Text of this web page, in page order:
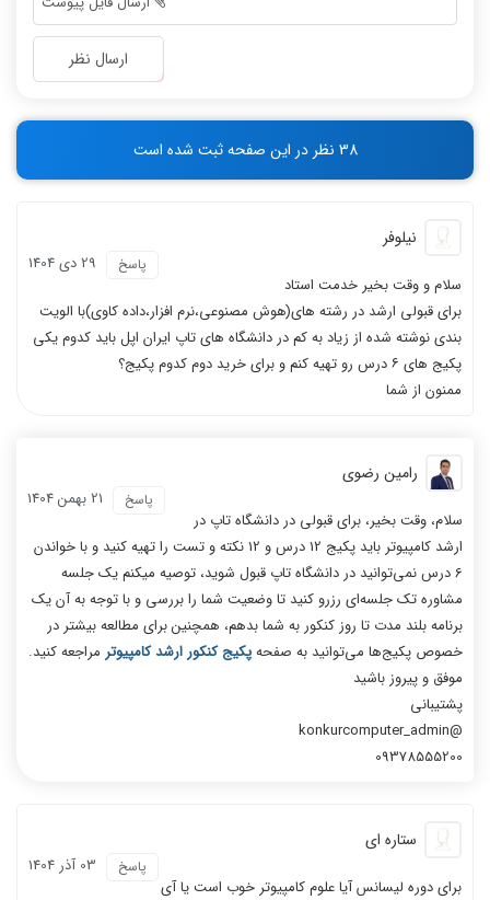
-
-
-
ارسال نظر
38 نظر در این صفحه ثبت شده است
نیلوفر
29 دی 1404 پاسخ
سلام و وقت بخیر خدمت استاد
برای قبولی ارشد در رشته های(هوش مصنوعی،نرم افزار،داده کاوی)با الویت
بندی نوشته شده از زیاد به کم در دانشگاه های تاپ ایران‌ اپل باید کدوم یکی
پکیج های ۶ درس رو تهیه کنم و برای خرید دوم کدوم پکیج؟
ممنون از شما
رامین رضوی
21 بهمن 1404 پاسخ
سلام، وقت بخیر، برای قبولی در دانشگاه تاپ در
ارشد کامپیوتر باید پکیج 12 درس و 12 نکته و تست را تهیه کنید و با خواندن
6 درس نمی‌توانید در دانشگاه تاپ قبول شوید، توصیه میکنم یک جلسه
مشاوره تک جلسه‌ای رزرو کنید تا وضعیت شما را بررسی و با توجه به آن یک
برنامه بلند مدت تا روز کنکور به شما بدهم، همچنین برای مطالعه بیشتر در
خصوص پکیج‌ها می‌توانید به صفحهپکیج کنکور ارشد کامپیوتر مراجعه کنید.
موفق و پیروز باشید
پشتیبانی
@konkurcomputer_admin
09378555200
ستاره ای
03 آذر 1404 پاسخ
برای دوره لیسانس آیا علوم کامپیوتر خوب است یا آی